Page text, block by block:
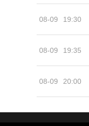
08-09 19:30
08-09 19:35
08-09 20:00